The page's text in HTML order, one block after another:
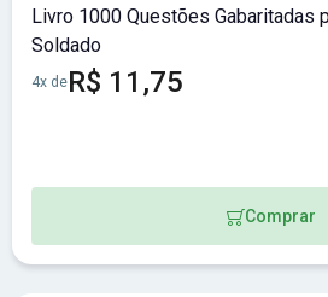
Livro 1000 Questões Gabaritadas
Soldado
4x deR$ 11,75
Comprar